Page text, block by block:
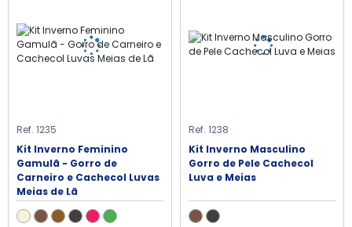
Ref. 1235
Kit Inverno Feminino
Gamulã - Gorro de
Carneiro e Cachecol Luvas
Meias de Lã
Ref. 1238
Kit Inverno Masculino
Gorro de Pele Cachecol
Luva e Meias